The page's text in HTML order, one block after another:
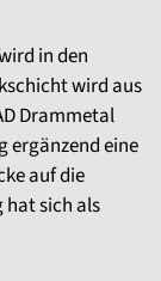
in den
wird aus
Drammetal
ergänzend eine
auf die
hat sich als